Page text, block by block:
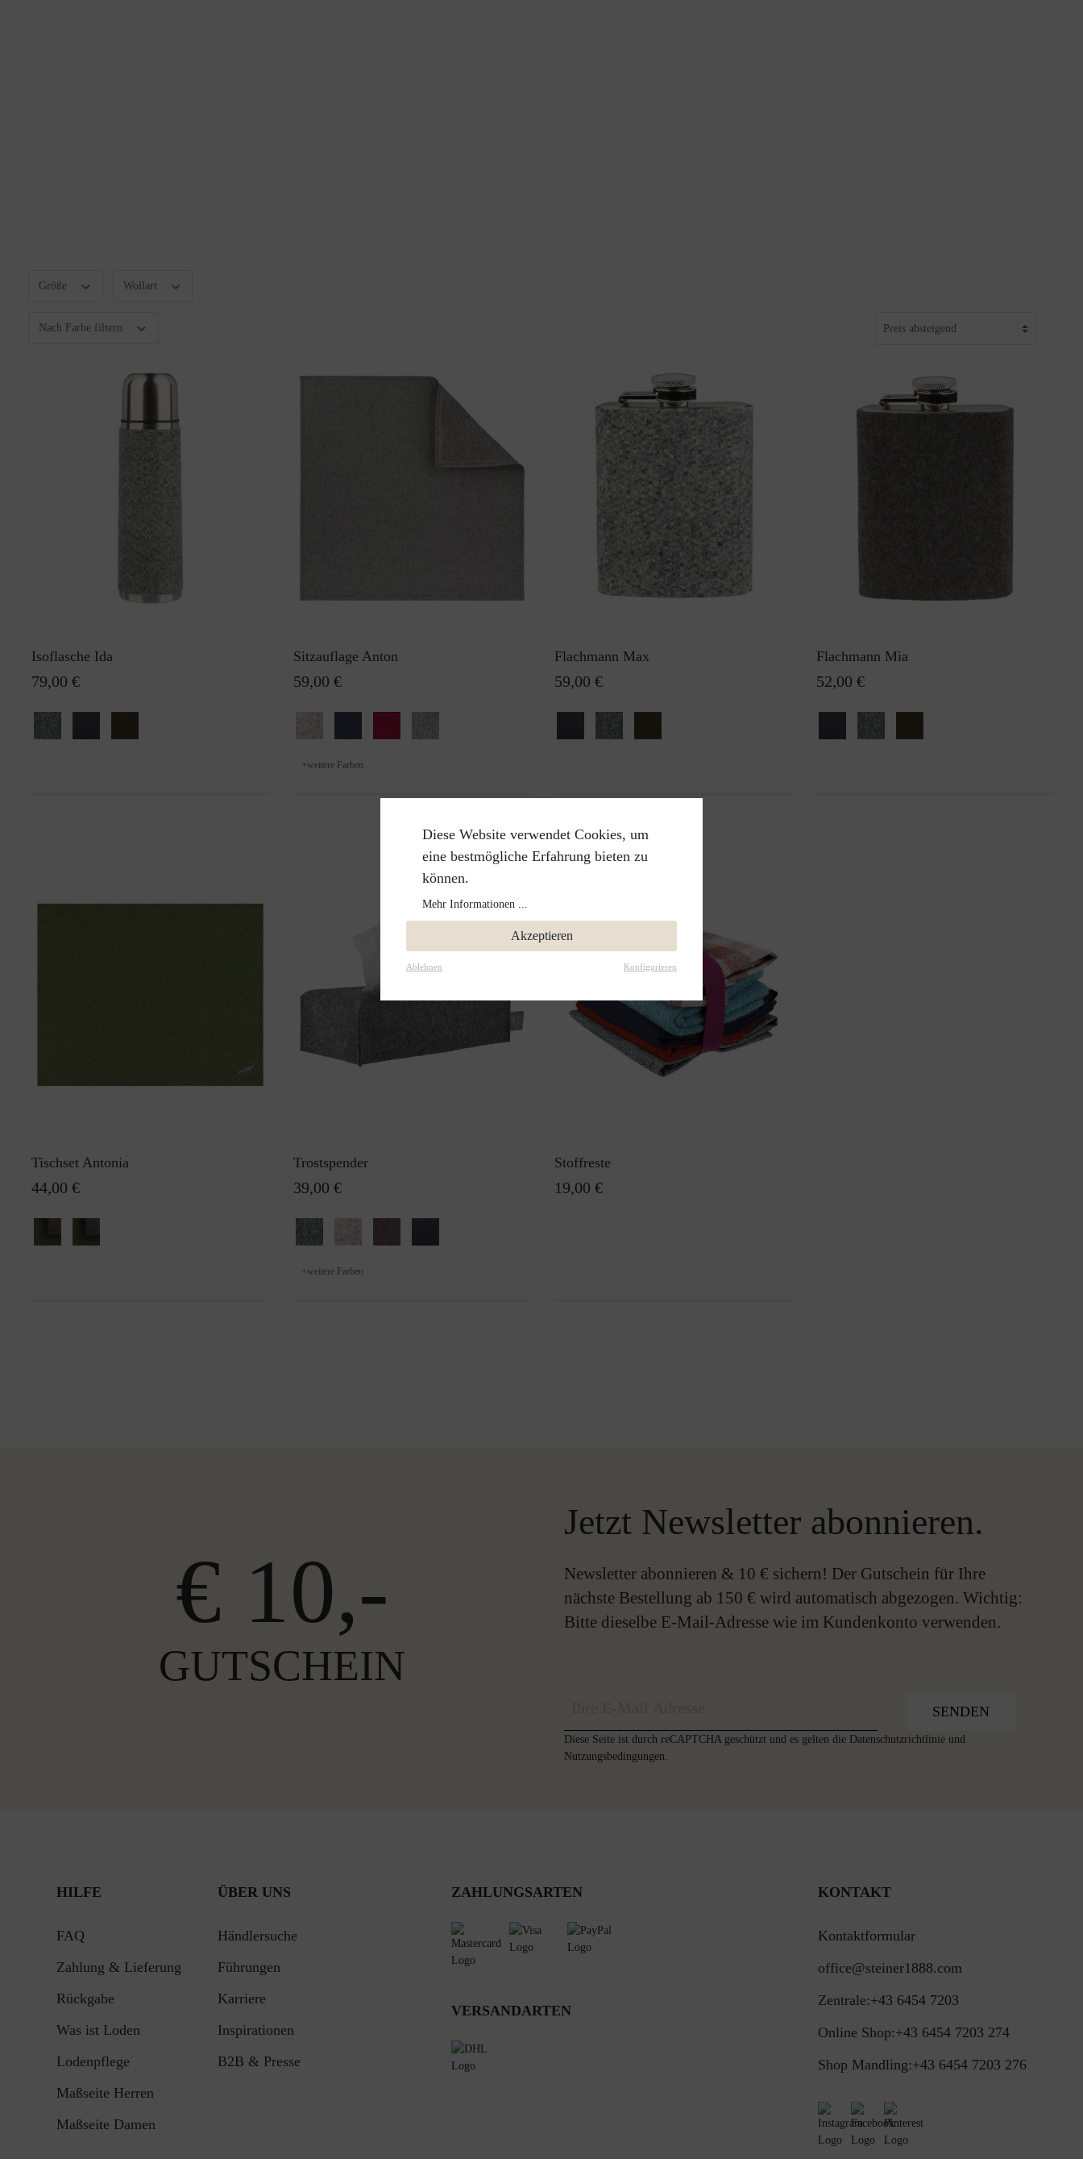
Größe Wollart
Nach Farbe filtern
Isoflasche Ida
79,00 €
Sitzauflage Anton
59,00 €
+weitere Farben
Flachmann Max
59,00 €
Flachmann Mia
52,00 €
Tischset Antonia
44,00 €
Trostspender
39,00 €
+weitere Farben
Stoffreste
19,00 €
€ 10,-
GUTSCHEIN
Jetzt Newsletter abonnieren.
Newsletter abonnieren & 10 € sichern! Der Gutschein für Ihre
nächste Bestellung ab 150 € wird automatisch abgezogen. Wichtig:
Bitte dieselbe E-Mail-Adresse wie im Kundenkonto verwenden.
SENDEN
Diese Seite ist durch reCAPTCHA geschützt und es gelten die Datenschutzrichtlinie und
Nutzungsbedingungen
HILFE
FAQ
Zahlung & Lieferung
Rückgabe
Was ist Loden
Lodenpflege
Maßseite Herren
Maßseite Damen
ÜBER UNS
Händlersuche
Führungen
Karriere
Inspirationen
B2B & Presse
ZAHLUNGSARTEN
VERSANDARTEN
KONTAKT
Kontaktformular
office@steiner1888.com
Zentrale:+43 6454 7203
Online Shop:+43 6454 7203 274
Shop Mandling:+43 6454 7203 276
Diese Website verwendet Cookies, um
eine bestmögliche Erfahrung bieten zu
können.
Mehr Informationen ...
Akzeptieren
Ablehnen Konfigurieren